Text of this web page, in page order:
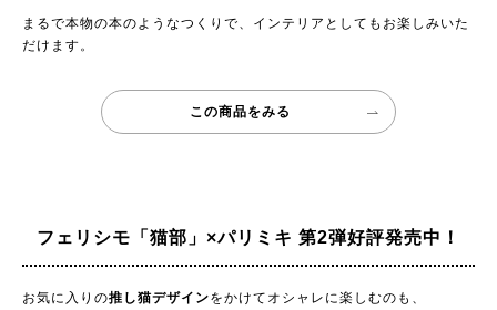
まるで本物の本のようなつくりで、インテリアとしてもお楽しみいた
だけます。
この商品をみる
フェリシモ「猫部」×パリミキ 第2弾好評発売中！
お気に入りの推し猫デザインをかけてオシャレに楽しむのも、